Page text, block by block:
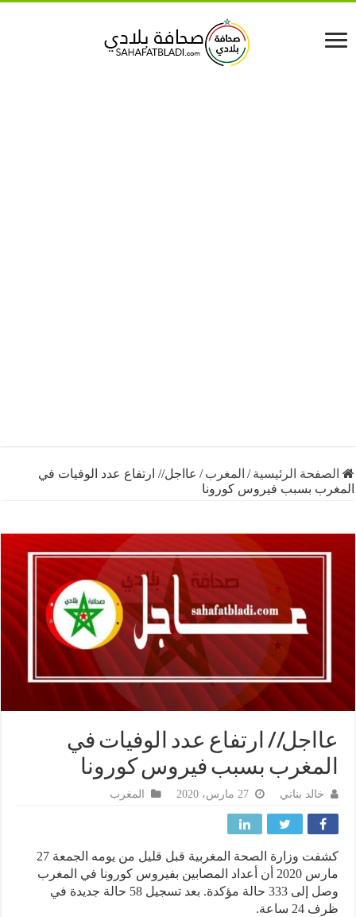
الرئيسية /المغرب/عااجل// ارتفاع عدد الوفيات في
بسبب فيروس كورونا
ارتفاع عدد الوفيات في
بسبب فيروس كورونا
خالد بناني المغرب
كشفت وزارة الصحة المغربية قبل قليل من يومه الجمعة 27
مارس 2020 أن أعداد المصابين بفيروس كورونا في المغرب
وصل إلى 333 حالة مؤكدة. بعد تسجيل 58 حالة جديدة في
ساعة.